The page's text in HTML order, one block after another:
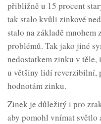
přibližně u 15 procent
tak stalo kvůli zinkové
stalo na základě
problémů. Tak jako jiné
nedostatkem zinku v
u většiny lidí reverzibilní,
hodnotám zinku.
Zinek je důležitý i pro
aby pomohl vnímat